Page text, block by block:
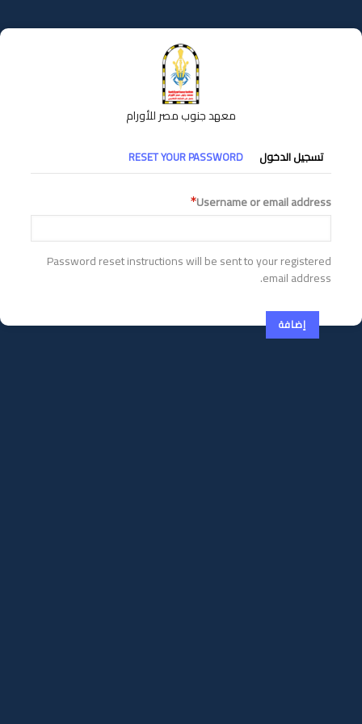
إلى
المحتوى
معهد جنوب مصر للأورام
التبويبات
الأساسية
تسجيل الدخول RESET YOUR PASSWORD
Username or email address
Password reset instructions will be sent to your registered
email address.